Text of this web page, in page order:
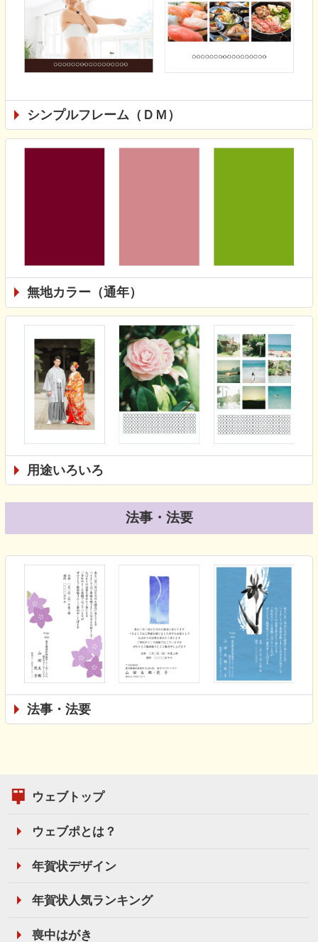
シンプルフレーム（ＤＭ）
無地カラー（通年）
用途いろいろ
法事・法要
法事・法要
ウェブトップ
ウェブポとは？
年賀状デザイン
年賀状人気ランキング
喪中はがき